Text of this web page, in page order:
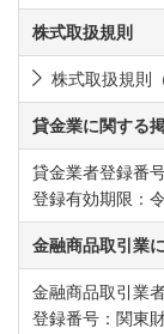
PDFファイル
株式取扱規則
株式取扱規則
PDFファイル
貸金業に関する
貸金業者登録番
登録有効期限：
金融商品取引業
金融商品取引業
登録番号：関東